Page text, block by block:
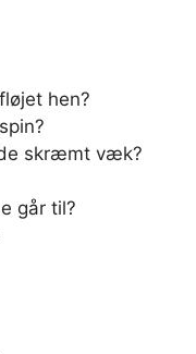
hen?
skræmt væk?
går til?